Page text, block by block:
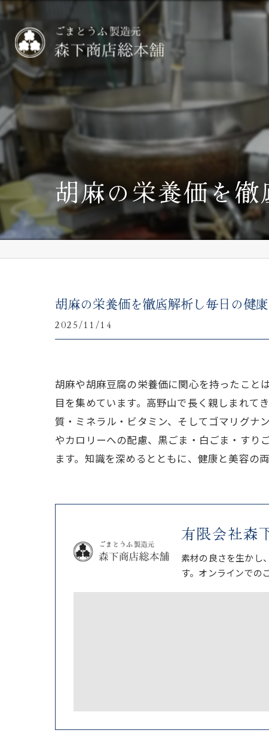
胡麻の栄養価を
胡麻の栄養価を徹底解析し毎日の健
2025/11/14
胡麻や胡麻豆腐の栄養価に関心を持ったこと
目を集めています。高野山で長く親しまれて
質・ミネラル・ビタミン、そしてゴマリグナ
やカロリーへの配慮、黒ごま・白ごま・すり
ます。知識を深めるとともに、健康と美容の
有限会社森
素材の良さを生かし
す。オンラインでの